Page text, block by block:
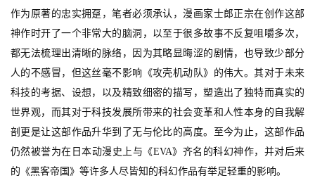
作为原著的忠实拥趸，笔者必须承认，漫画家士郎正宗在创作这部
神作时开了一个非常大的脑洞，以至于很多故事不反复咀嚼多次，
都无法梳理出清晰的脉络，因为其略显晦涩的剧情，也导致少部分
人的不感冒，但这丝毫不影响《攻壳机动队》的伟大。其对于未来
科技的考据、设想，以及精致细密的描写，塑造出了独特而真实的
世界观，而其对于科技发展所带来的社会变革和人性本身的自我解
剖更是让这部作品升华到了无与伦比的高度。至今为止，这部作品
仍然被誉为在日本动漫史上与《EVA》齐名的科幻神作，并对后来
的《黑客帝国》等许多人尽皆知的科幻作品有举足轻重的影响。